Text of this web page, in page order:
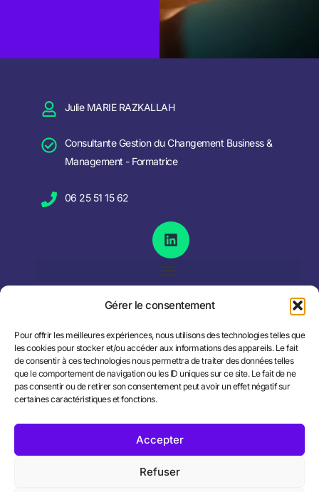
Gérer le consentement
Pour offrir les meilleures expériences, nous utilisons des technologies telles que
les cookies pour stocker et/ou accéder aux informations des appareils. Le fait
de consentir à ces technologies nous permettra de traiter des données telles
que le comportement de navigation ou les ID uniques sur ce site. Le fait de ne
pas consentir ou de retirer son consentement peut avoir un effet négatif sur
certaines caractéristiques et fonctions.
Accepter
Refuser
Julie MARIE RAZKALLAH
Consultante Gestion du Changement Business &
Management - Formatrice
06 25 51 15 62